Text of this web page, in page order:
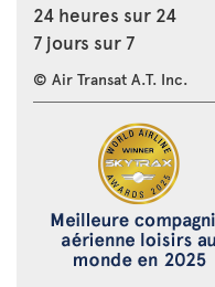
24 heures sur 24
7 jours sur 7
© Air Transat A.T. Inc.